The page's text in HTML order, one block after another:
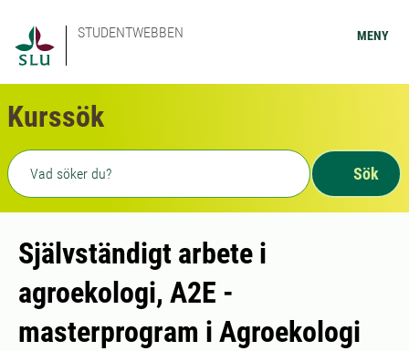
STUDENTWEBBEN MENY
Kurssök
Fritext sökning
Sök
Självständigt arbete i
agroekologi, A2E -
masterprogram i Agroekologi